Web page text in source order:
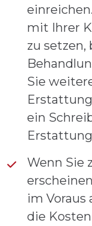
mit Ihrer
zu setzen,
Sie
ein
Wenn Sie
im Voraus
die